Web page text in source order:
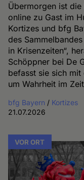
Übermorgen ist
online zu Gast im
Kortizes und bfg
des
in Krisenzeiten“,
Schöppner bei De
befasst sie sich
um Wahrheit im
bfg Bayern / Kortizes
21.07.2026
VOR ORT